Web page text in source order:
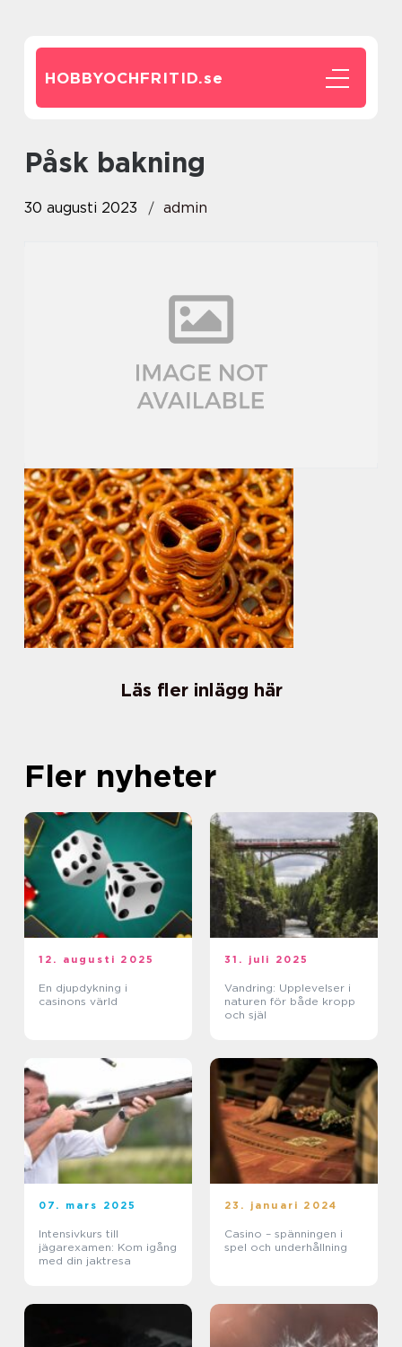
HOBBYOCHFRITID.se
påsk bakning
30 augusti 2023 admin
Läs fler inlägg här
Fler nyheter
12. augusti 2025
En djupdykning i
casinons värld
31. juli 2025
Vandring: Upplevelser i
naturen för både kropp
och själ
07. mars 2025
Intensivkurs till
jägarexamen: Kom igång
med din jaktresa
23. januari 2024
Casino – spänningen i
spel och underhållning